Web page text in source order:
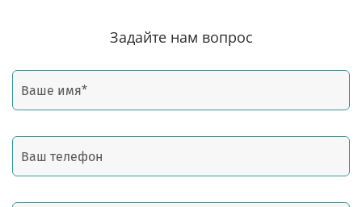
Задайте нам вопрос